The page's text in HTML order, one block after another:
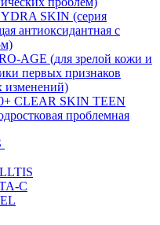
SKIN (серия
антиоксидантная с
AGE (для зрелой кожи и
первых признаков
изменений)
CLEAR SKIN TEEN
проблемная
C